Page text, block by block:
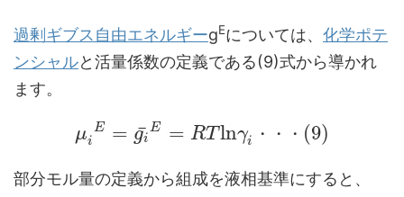
過剰ギブス自由エネルギーgEについては、 化学ポテ
ンシャルと活量係数の定義である(9)式から導かれ
ます。
μi
E = gi
¯ E = RT lnγi ・ ・ ・ (9)
部分モル量の定義から組成を液相基準にすると、